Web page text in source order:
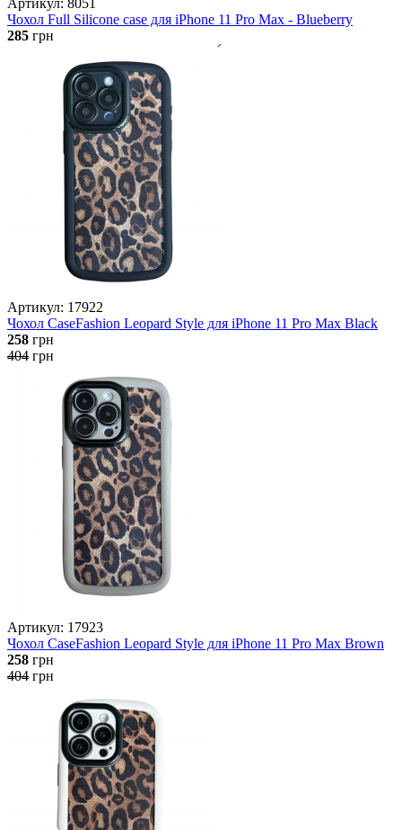
Чохол Full Silicone case для iPhone 11 Pro Max - Blueberry
285 грн
Артикул: 17922
Чохол CaseFashion Leopard Style для iPhone 11 Pro Max Black
258 грн
404 грн
Артикул: 17923
Чохол CaseFashion Leopard Style для iPhone 11 Pro Max Brown
258 грн
404 грн